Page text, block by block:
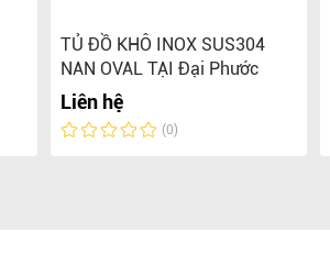
TỦ ĐỒ KHÔ INOX SUS304
NAN OVAL TẠI Đại Phước
Liên hệ
(0)